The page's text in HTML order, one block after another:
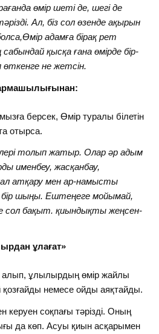
өмір шеті де, шегі де
Ал, біз сол өзенде ақырын
адамға бірақ рет
қысқа ғана өмірде бір-
өткенге не жетсін.
берсек, Өмір туралы білетін
отырса.
толып жатыр.Олар әр адым
именбеу, жасқанбау,
атқару мен ар-намысты
шыңы. Ештеңеге мойымай,
сол бақыт.қиындықты жеңсен-
ұлағат»
алып, ұлылырдың өмір жайлы
қозғайды немесе ойды аяқтайды.
керуен соқпағы тәрізді. Оның
да көп. Асуы қиын асқарымен